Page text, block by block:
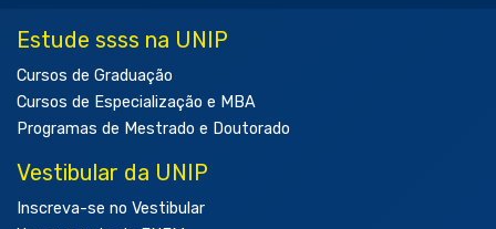
Estude ssss na UNIP
Cursos de Graduação
Cursos de Especialização e MBA
Programas de Mestrado e Doutorado
Vestibular da UNIP
Inscreva-se no Vestibular